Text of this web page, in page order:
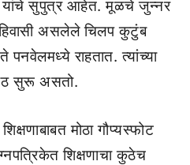
यांचे सुपुत्र आहेत. मूळचे जुन्नर
असलेले चिलप कुटुंब
राहतात. त्यांच्या
सुरू असतो.
मोठा गौप्यस्फोट
शिक्षणाचा कुठेच